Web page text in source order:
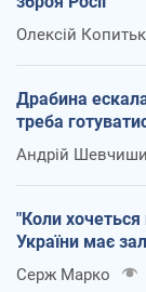
Олексій
Драбина
треба
Андрій
"Коли хочеться
України має
Серж Марко